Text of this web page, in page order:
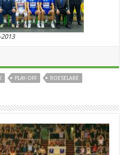
PLAY-OFF ROESELARE